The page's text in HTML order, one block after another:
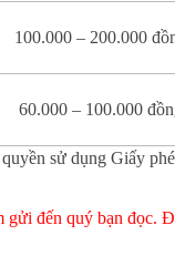
100.000 – 200.000
60.000 – 100.000
sử dụng Giấy
đến quý bạn đọc.